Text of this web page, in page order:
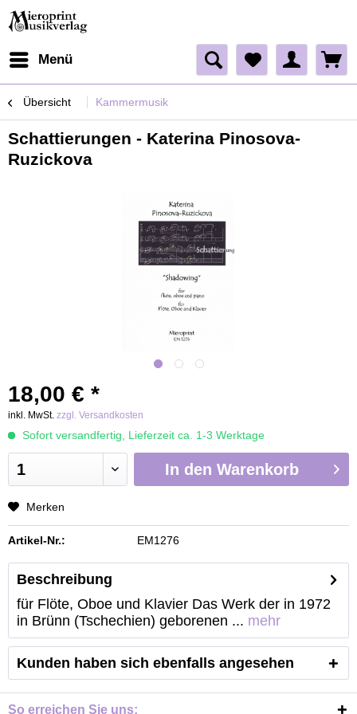
Menü
Übersicht Kammermusik
Schattierungen - Katerina Pinosova-
Ruzickova
18,00 € *
inkl. MwSt. zzgl. Versandkosten
Sofort versandfertig, Lieferzeit ca. 1-3 Werktage
In den Warenkorb
Merken
Artikel-Nr.: EM1276
Beschreibung
für Flöte, Oboe und Klavier Das Werk der in 1972
in Brünn (Tschechien) geborenen ... mehr
Kunden haben sich ebenfalls angesehen
So erreichen Sie uns: